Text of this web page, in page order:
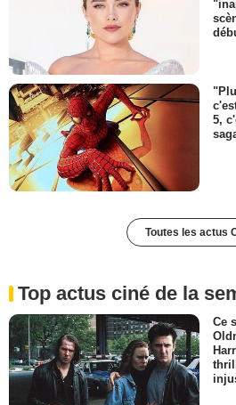
5,
Toutes les actus
Top actus ciné de la
Ce